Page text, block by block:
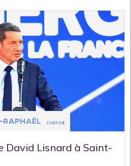
David Lisnard à Saint-